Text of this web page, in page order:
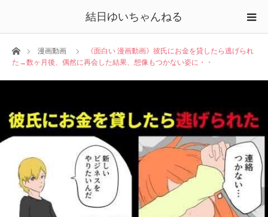
結日ゆいちゃんねる
ホーム漫画動画
《面白い 漫画動画》彼氏にお金を貸したら逃げられ
た→数ヶ月後、偶然に再会した結果、想像もつかない姿に・・